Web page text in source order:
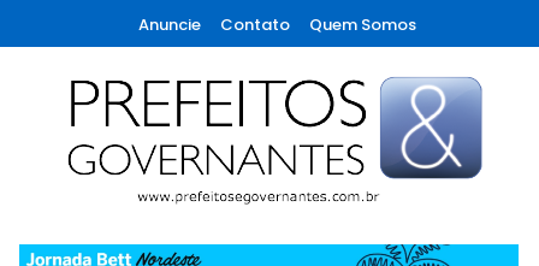
To
Content
Anuncie Contato Quem Somos
Prefeitos & Governantes